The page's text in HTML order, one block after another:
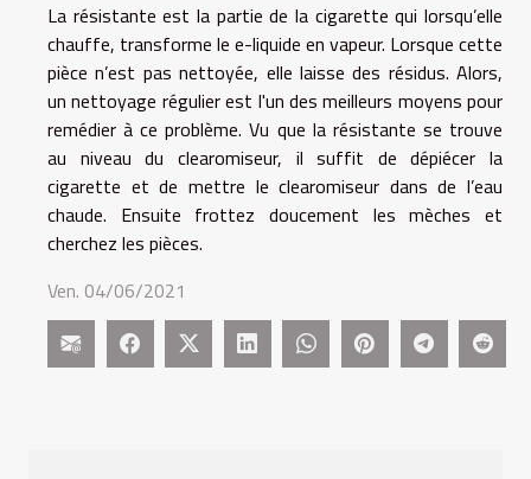
La résistante est la partie de la cigarette qui lorsqu’elle
chauffe, transforme le e-liquide en vapeur. Lorsque cette
pièce n’est pas nettoyée, elle laisse des résidus. Alors,
un nettoyage régulier est l'un des meilleurs moyens pour
remédier à ce problème. Vu que la résistante se trouve
au niveau du clearomiseur, il suffit de dépiécer la
cigarette et de mettre le clearomiseur dans de l’eau
chaude. Ensuite frottez doucement les mèches et
cherchez les pièces.
Ven. 04/06/2021